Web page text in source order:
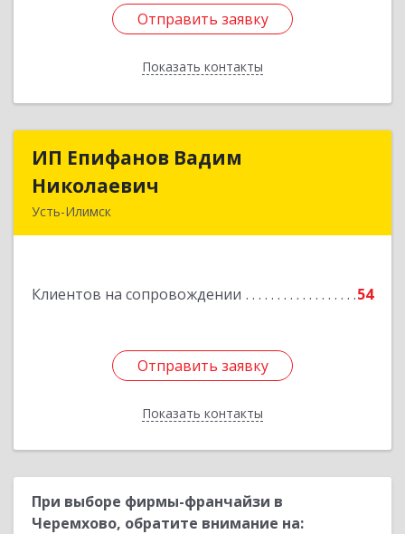
Отправить заявку
Показать контакты
Отправить заявку
Назад
ИП Епифанов Вадим
Николаевич
Усть-Илимск
Клиентов на сопровождении 54
Отправить заявку
Показать контакты
ИП Епифанов Вадим
Подробнее
Отправить заявку
Назад
При выборе фирмы-франчайзи в
Черемхово, обратите внимание на: